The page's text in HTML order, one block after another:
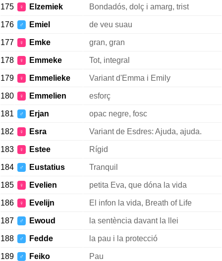
175 ♀ Elzemiek Bondadós, dolç i amarg, trist
176 ♂ Emiel de veu suau
177 ♀ Emke gran, gran
178 ♀ Emmeke Tot, integral
179 ♀ Emmelieke Variant d'Emma i Emily
180 ♀ Emmelien esforç
181 ♂ Erjan opac negre, fosc
182 ♀ Esra Variant de Esdres: Ajuda, ajuda.
183 ♀ Estee Rígid
184 ♂ Eustatius Tranquil
185 ♀ Evelien petita Eva, que dóna la vida
186 ♀ Evelijn El infon la vida, Breath of Life
187 ♂ Ewoud la sentència davant la llei
188 ♂ Fedde la pau i la protecció
189 ♂ Feiko Pau